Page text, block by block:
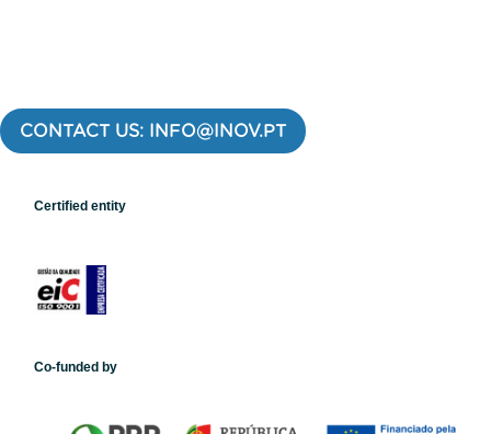
CONTACT US: INFO@INOV.PT
Certified entity
Co-funded by